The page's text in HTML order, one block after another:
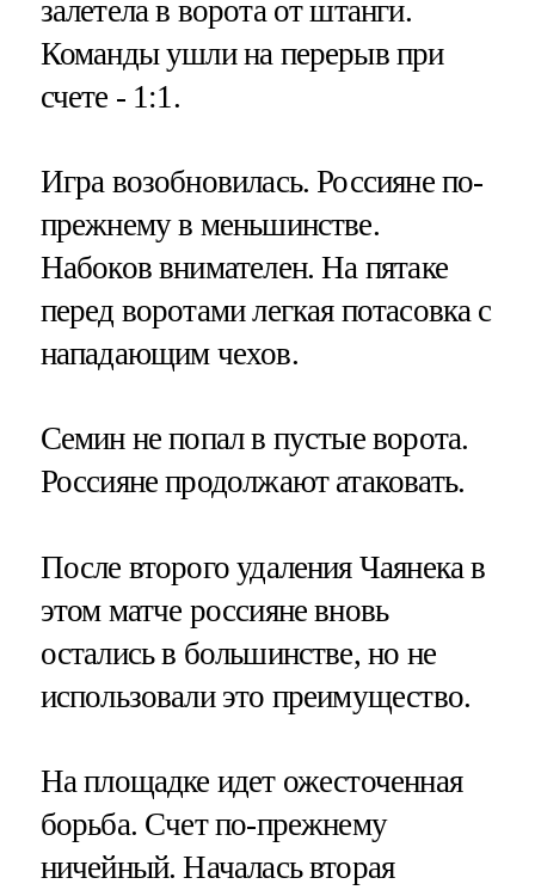
залетела в ворота от штанги.
Команды ушли на перерыв при
счете - 1:1.
Игра возобновилась. Россияне по-
прежнему в меньшинстве.
Набоков внимателен. На пятаке
перед воротами легкая потасовка с
нападающим чехов.
Семин не попал в пустые ворота.
Россияне продолжают атаковать.
После второго удаления Чаянека в
этом матче россияне вновь
остались в большинстве, но не
использовали это преимущество.
На площадке идет ожесточенная
борьба. Счет по-прежнему
ничейный. Началась вторая